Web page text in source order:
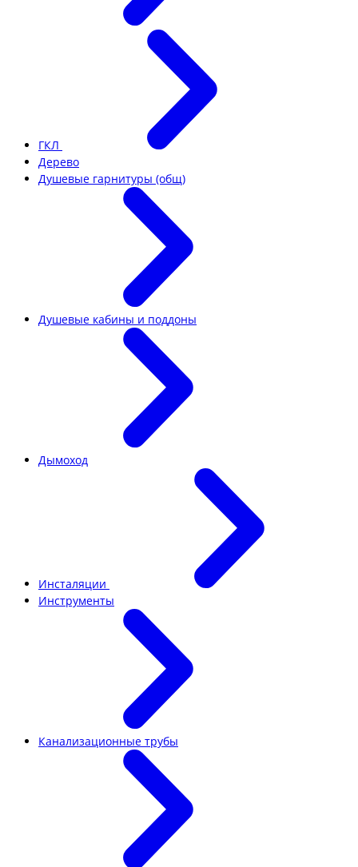
ГКЛ
Дерево
Душевые гарнитуры (общ)
Душевые кабины и поддоны
Дымоход
Инсталяции
Инструменты
Канализационные трубы